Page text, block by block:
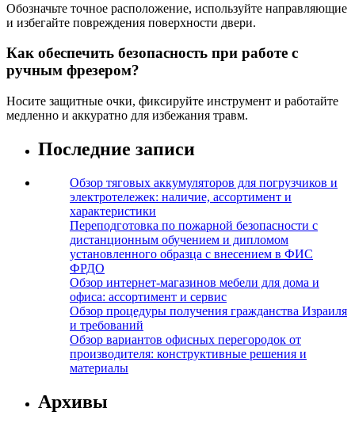
Обозначьте точное расположение, используйте направляющие
и избегайте повреждения поверхности двери.
Как обеспечить безопасность при работе с
ручным фрезером?
Носите защитные очки, фиксируйте инструмент и работайте
медленно и аккуратно для избежания травм.
Последние записи
Обзор тяговых аккумуляторов для погрузчиков и
электротележек: наличие, ассортимент и
характеристики
Переподготовка по пожарной безопасности с
дистанционным обучением и дипломом
установленного образца с внесением в ФИС
ФРДО
Обзор интернет-магазинов мебели для дома и
офиса: ассортимент и сервис
Обзор процедуры получения гражданства Израиля
и требований
Обзор вариантов офисных перегородок от
производителя: конструктивные решения и
материалы
Архивы